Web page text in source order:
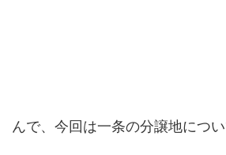
んで、今回は一条の分譲地につ